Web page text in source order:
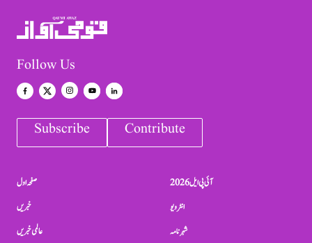
Follow Us
Subscribe Contribute
صفحہ اول
خبریں
عالمی خبریں
آئی پی ایل 2026
انٹرویو
شہرنامہ